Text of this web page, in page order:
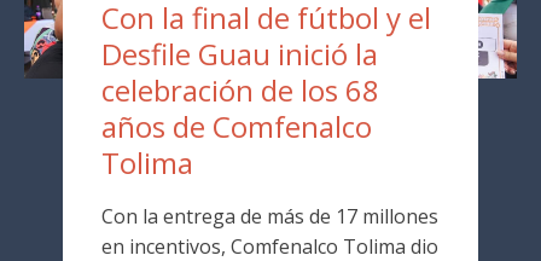
Con la final de fútbol y el
Desfile Guau inició la
celebración de los 68
años de Comfenalco
Tolima
Con la entrega de más de 17 millones
en incentivos, Comfenalco Tolima dio